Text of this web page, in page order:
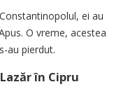
ei au
O vreme, acestea
au pierdut.
în Cipru